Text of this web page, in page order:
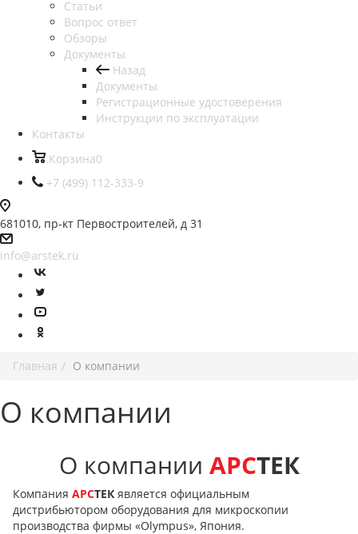
Статьи
Вопрос ответ
Обзоры
Документы
Назад
Документы
Регистрационные удостоверения
Инструкции по эксплуатации
Контакты
Корзина0
+7 (499) 112-333-9
681010, пр-кт Первостроителей, д 31
info@arstek.ru
Главная О компании
О компании
О компании АРСТЕК
Компания АРСТЕК является официальным
дистрибьютором оборудования для микроскопии
производства фирмы «Olympus», Япония.